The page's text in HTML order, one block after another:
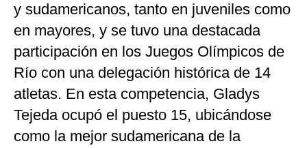
y sudamericanos, tanto en juveniles como
en mayores, y se tuvo una destacada
participación en los Juegos Olímpicos de
Río con una delegación histórica de 14
atletas. En esta competencia, Gladys
Tejeda ocupó el puesto 15, ubicándose
como la mejor sudamericana de la